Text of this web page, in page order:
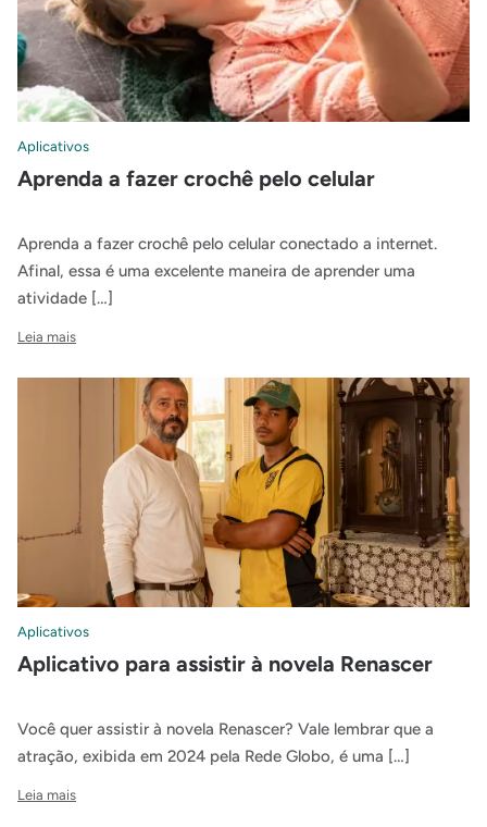
Aplicativos
Aprenda a fazer crochê pelo celular
Aprenda a fazer crochê pelo celular conectado a internet.
Afinal, essa é uma excelente maneira de aprender uma
atividade […]
Leia mais
Aplicativos
Aplicativo para assistir à novela Renascer
Você quer assistir à novela Renascer? Vale lembrar que a
atração, exibida em 2024 pela Rede Globo, é uma […]
Leia mais